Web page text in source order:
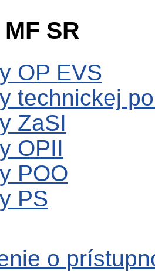
SR
OP EVS
technickej
ZaSI
OPII
POO
PS
o